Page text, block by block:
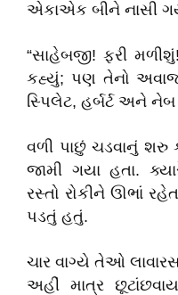
એકાએક બીને નાસી
“સાહેબજી! ફરી મળીશું!
કહ્યું; પણ તેનો
સ્પિલેટ, હર્બર્ટ અને નેબ
વળી પાછું ચડવાનું શરુ
જામી ગયા હતા.
રસ્તો રોકીને ઊભાં
પડતું હતું.
ચાર વાગ્યે તેઓ
અહીં માત્ર